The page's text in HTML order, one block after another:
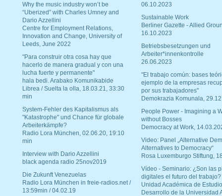
Why the music industry won’t be
“Uberized” with Charles Umney and
Dario Azzellini
Centre for Employment Relations,
Innovation and Change, University of
Leeds, June 2022
"Para construir otra cosa hay que
hacerlo de manera gradual y con una
lucha fuerte y permanente"
hala bedi. Arabako Komunikabide
Librea / Suelta la olla, 18.03.21, 33:30
min
System-Fehler des Kapitalismus als
"Katastrophe" und Chance für globale
Arbeiterkämpfe?
Radio Lora München, 02.06.20, 19:10
min
Interview with Dario Azzellini
black agenda radio 25nov2019
Die Zukunft Venezuelas
Radio Lora München in freie-radios.net /
13:59min / 04.02.19
06.10.2023
Sustainable Work
Berliner Gazette - Allied
16.10.2023
Betriebsbesetzungen und
Arbeiter*innenkontrolle
26.06.2023
"El trabajo común: bases
ejemplo de la empresas
por sus trabajadores"
Demokrazia Komunala,
People Power - Imagining a
without Bosses
Democracy at Work,
Video: Panel „Alternative
Alternatives to Democracy“
Rosa Luxemburgo Stiftung,
Vídeo - Seminario: ¿Son las
digitales el futuro del trabajo?
Unidad Académica de
Desarrollo de la Universidad